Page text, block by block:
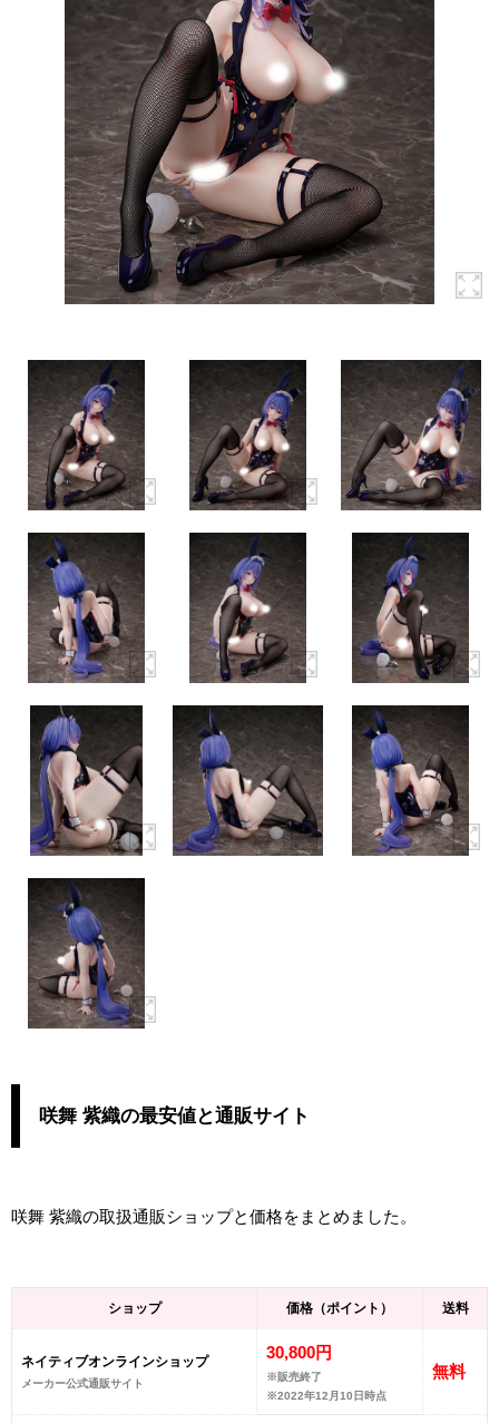
咲舞 紫織の最安値と通販サイト
咲舞 紫織の取扱通販ショップと価格をまとめました。
ショップ 価格（ポイント） 送料
ネイティブオンラインショップ
メーカー公式通販サイト
30,800円
※販売終了
※2022年12月10日時点
無料